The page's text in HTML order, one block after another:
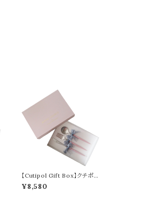
【Cutipol Gift Box】クチポー
ル GOA シルバー 3本セット
¥8,580